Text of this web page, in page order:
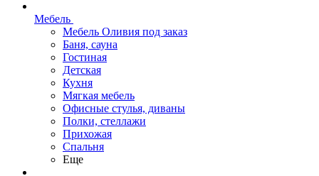
Мебель
Мебель Оливия под заказ
Баня, сауна
Гостиная
Детская
Кухня
Мягкая мебель
Офисные стулья, диваны
Полки, стеллажи
Прихожая
Спальня
Еще